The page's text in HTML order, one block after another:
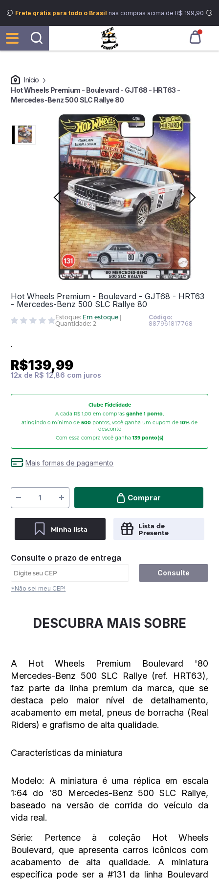
Frete grátis para todo o Brasil nas compras acima de R$ 199,90
Início
Hot Wheels Premium - Boulevard - GJT68 - HRT63 -
Mercedes-Benz 500 SLC Rallye 80
Hot Wheels Premium - Boulevard - GJT68 - HRT63
- Mercedes-Benz 500 SLC Rallye 80
Estoque: Em estoque |
Quantidade: 2
Código:
887961817768
.
R$139,99
12x de R$ 12,86
Clube Fidelidade
A cada R$ 1,00 em compras ganhe 1 ponto,
atingindo o mínimo de 500 pontos, você ganha um cupom de 10% de
desconto
Com essa compra você ganha 139ponto(s)
Mais formas de pagamento
Comprar
Minha lista
Lista de
Presente
Consulte o prazo de entrega
Consulte
*Não sei meu CEP!
DESCUBRA MAIS SOBRE
A Hot Wheels Premium Boulevard '80
Mercedes-Benz 500 SLC Rallye(ref. HRT63),
faz parte da linha premium da marca, que se
destaca pelo maior nível de detalhamento,
acabamento em metal, pneus de borracha (Real
Riders) e grafismo de alta qualidade.
Características da miniatura
Modelo:
A miniatura é uma réplica em escala
1:64 do
'80 Mercedes-Benz 500 SLC Rallye,
baseado na versão de corrida do veículo da
vida real.
Série:
Pertence à coleção
Hot Wheels
Boulevard, que apresenta carros icônicos com
acabamento de alta qualidade. A miniatura
específica pode ser a #131 da linha Boulevard